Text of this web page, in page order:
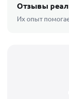
Отзывы
Их опыт